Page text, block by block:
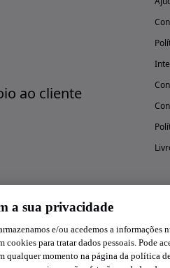
ao cliente
a sua privacidade
e/ou acedemos a informações
para tratar dados pessoais. Pode
qualquer momento na página da política